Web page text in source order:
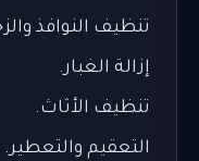
تنظيف النوافذ والزجاج.
إزالة الغبار.
تنظيف الأثاث.
التعقيم والتعطير.